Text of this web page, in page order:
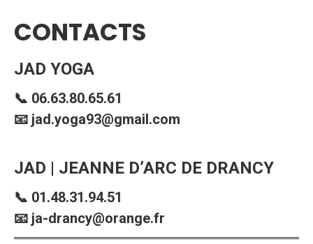
CONTACTS
JAD YOGA
📞 06.63.80.65.61
📧 jad.yoga93@gmail.com
JAD | JEANNE D’ARC DE DRANCY
📞 01.48.31.94.51
📧 ja-drancy@orange.fr